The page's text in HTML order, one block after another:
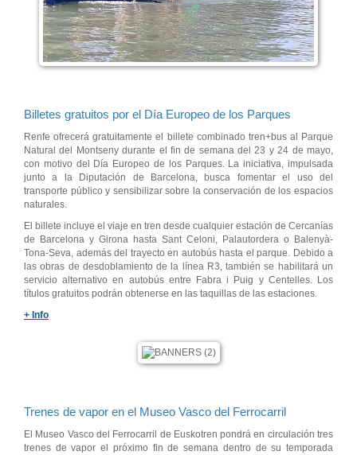
Billetes gratuitos por el Día Europeo de los Parques
Renfe ofrecerá gratuitamente el billete combinado tren+bus al Parque
Natural del Montseny durante el fin de semana del 23 y 24 de mayo,
con motivo del Día Europeo de los Parques. La iniciativa, impulsada
junto a la Diputación de Barcelona, busca fomentar el uso del
transporte público y sensibilizar sobre la conservación de los espacios
naturales.
El billete incluye el viaje en tren desde cualquier estación de Cercanías
de Barcelona y Girona hasta Sant Celoni, Palautordera o Balenyà-
Tona-Seva, además del trayecto en autobús hasta el parque. Debido a
las obras de desdoblamiento de la línea R3, también se habilitará un
servicio alternativo en autobús entre Fabra i Puig y Centelles. Los
títulos gratuitos podrán obtenerse en las taquillas de las estaciones.
+ Info
Trenes de vapor en el Museo Vasco del Ferrocarril
El Museo Vasco del Ferrocarril de Euskotren pondrá en circulación tres
trenes de vapor el próximo fin de semana dentro de su temporada